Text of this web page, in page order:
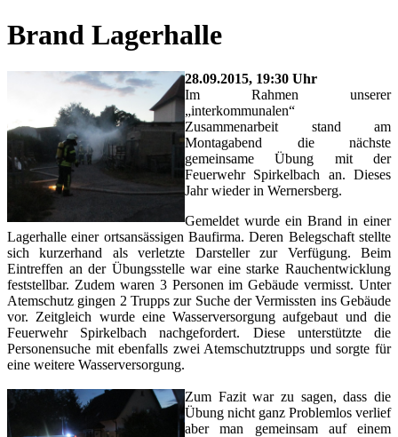
Brand Lagerhalle
28.09.2015, 19:30 Uhr
Im Rahmen unserer
„interkommunalen“
Zusammenarbeit stand am
Montagabend die nächste
gemeinsame Übung mit der
Feuerwehr Spirkelbach an. Dieses
Jahr wieder in Wernersberg.
Gemeldet wurde ein Brand in einer
Lagerhalle einer ortsansässigen Baufirma. Deren Belegschaft stellte
sich kurzerhand als verletzte Darsteller zur Verfügung. Beim
Eintreffen an der Übungsstelle war eine starke Rauchentwicklung
feststellbar. Zudem waren 3 Personen im Gebäude vermisst. Unter
Atemschutz gingen 2 Trupps zur Suche der Vermissten ins Gebäude
vor. Zeitgleich wurde eine Wasserversorgung aufgebaut und die
Feuerwehr Spirkelbach nachgefordert. Diese unterstützte die
Personensuche mit ebenfalls zwei Atemschutztrupps und sorgte für
eine weitere Wasserversorgung.
Zum Fazit war zu sagen, dass die
Übung nicht ganz Problemlos verlief
aber man gemeinsam auf einem